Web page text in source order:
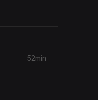
52min